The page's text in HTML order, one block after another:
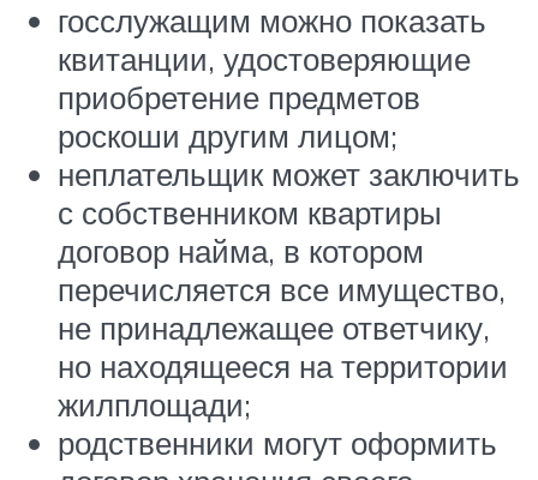
госслужащим можно показать
квитанции, удостоверяющие
приобретение предметов
роскоши другим лицом;
неплательщик может заключить
с собственником квартиры
договор найма, в котором
перечисляется все имущество,
не принадлежащее ответчику,
но находящееся на территории
жилплощади;
родственники могут оформить